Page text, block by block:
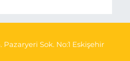
Sok. No:1 Eskişehir